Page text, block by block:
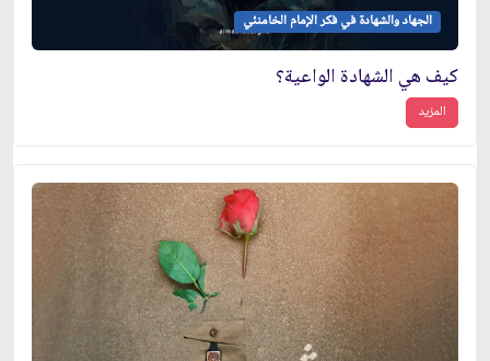
الجهاد والشهادة في فكر الإمام الخامنئي
كيف هي الشهادة الواعية؟
المزيد